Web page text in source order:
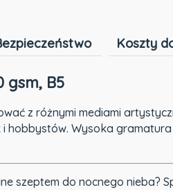
Koszty
gsm, B5
z różnymi mediami
Wysoka
szeptem do nocnego nieba?